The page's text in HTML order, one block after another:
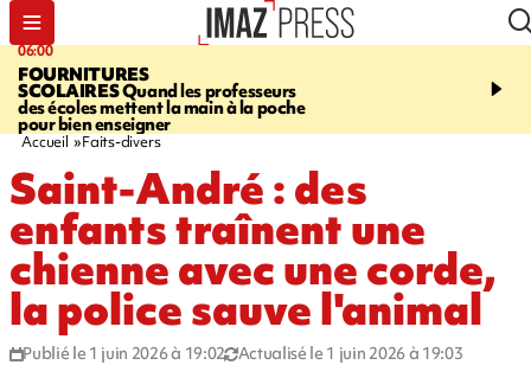
06:00
FOURNITURES
SCOLAIRESQuand les professeurs
des écoles mettent la main à la poche
pour bien enseigner
08:37
La flamme
Accueil Faits-divers
Saint-André : des
enfants traînent une
chienne avec une corde,
la police sauve l'animal
Publié le 1 juin 2026 à 19:02 Actualisé le 1 juin 2026 à 19:03